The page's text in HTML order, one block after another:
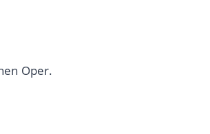
Oper.